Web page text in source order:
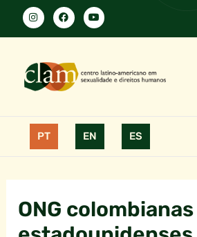
PT EN ES
ONG